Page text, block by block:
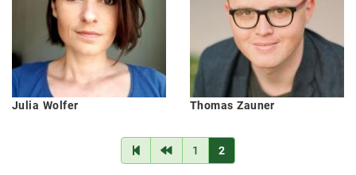
Julia Wolfer Thomas Zauner
1 2